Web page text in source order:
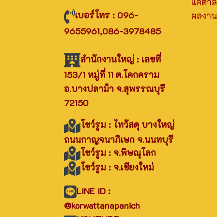
เบอร์โทร : 096-
9655961,086-3978485
สำนักงานใหญ่ : เลขที่
153/1 หมู่ที่ 11 ต.โคกคราม
อ.บางปลาม้า จ.สุพรรณบุรี
72150
โชว์รูม : ไทวัสดุ บางใหญ่
ถนนกาญจนาภิเษก จ.นนทบุรี
โชว์รูม : จ.พิษณุโลก
โชว์รูม : จ.เชียงใหม่
LINE ID :
@korwattanapanich
ผลงา